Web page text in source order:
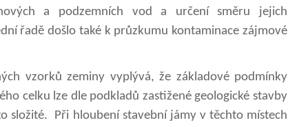
a podzemních vod a určení směru jejich
řadě došlo také k průzkumu kontaminace zájmové
vzorků zeminy vyplývá, že základové podmínky
celku lze dle podkladů zastižené geologické stavby
složité. Při hloubení stavební jámy v těchto místech